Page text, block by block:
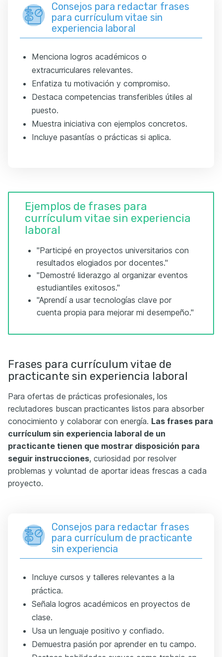
Consejos para redactar frases
para currículum vitae sin
experiencia laboral
Menciona logros académicos o
extracurriculares relevantes.
Enfatiza tu motivación y compromiso.
Destaca competencias transferibles útiles al
puesto.
Muestra iniciativa con ejemplos concretos.
Incluye pasantías o prácticas si aplica.
Ejemplos de frases para
currículum vitae sin experiencia
laboral
"Participé en proyectos universitarios con
resultados elogiados por docentes."
"Demostré liderazgo al organizar eventos
estudiantiles exitosos."
"Aprendí a usar tecnologías clave por
cuenta propia para mejorar mi desempeño."
Frases para currículum vitae de
practicante sin experiencia laboral
Para ofertas de prácticas profesionales, los
reclutadores buscan practicantes listos para absorber
conocimiento y colaborar con energía. Las frases para
currículum sin experiencia laboral de un
practicante tienen que mostrar disposición para
seguir instrucciones, curiosidad por resolver
problemas y voluntad de aportar ideas frescas a cada
proyecto.
Consejos para redactar frases
para currículum de practicante
sin experiencia
Incluye cursos y talleres relevantes a la
práctica.
Señala logros académicos en proyectos de
clase.
Usa un lenguaje positivo y confiado.
Demuestra pasión por aprender en tu campo.